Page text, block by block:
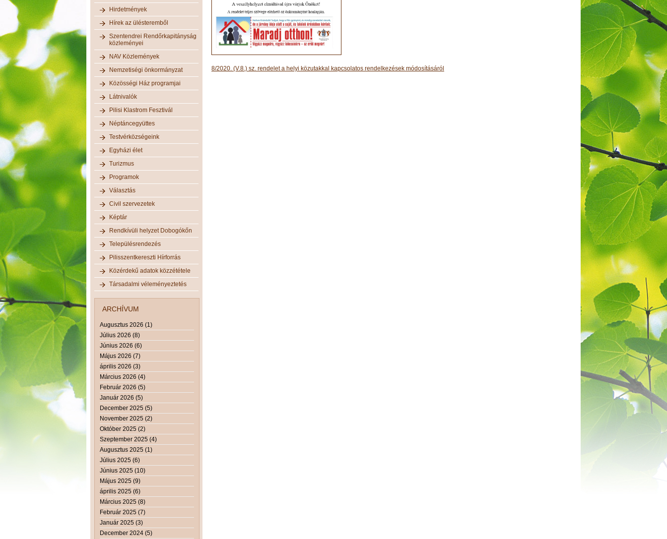
Hirdetmények
Hírek az ülésteremből
Szentendrei Rendőrkapitányság
közleményei
NAV Közlemények
Nemzetiségi önkormányzat
Közösségi Ház programjai
Látnivalók
Pilisi Klastrom Fesztivál
Néptáncegyüttes
Testvérközségeink
Egyházi élet
Turizmus
Programok
Választás
Civil szervezetek
Képtár
Rendkívüli helyzet Dobogókőn
Településrendezés
Pilisszentkereszti Hírforrás
Közérdekű adatok közzététele
Társadalmi véleményeztetés
ARCHÍVUM
Augusztus 2026 (1)
Július 2026 (8)
Június 2026 (6)
Május 2026 (7)
április 2026 (3)
Március 2026 (4)
Február 2026 (5)
Január 2026 (5)
December 2025 (5)
November 2025 (2)
Október 2025 (2)
Szeptember 2025 (4)
Augusztus 2025 (1)
Július 2025 (6)
Június 2025 (10)
Május 2025 (9)
április 2025 (6)
Március 2025 (8)
Február 2025 (7)
Január 2025 (3)
December 2024 (5)
8/2020. (V.8.) sz. rendelet a helyi közutakkal kapcsolatos rendelkezések módosításáról